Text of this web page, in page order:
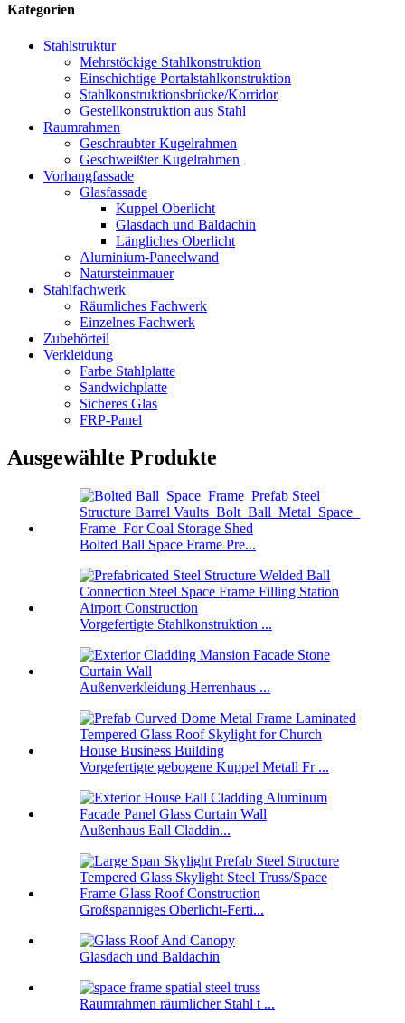
Kategorien
Stahlstruktur
Mehrstöckige Stahlkonstruktion
Einschichtige Portalstahlkonstruktion
Stahlkonstruktionsbrücke/Korridor
Gestellkonstruktion aus Stahl
Raumrahmen
Geschraubter Kugelrahmen
Geschweißter Kugelrahmen
Vorhangfassade
Glasfassade
Kuppel Oberlicht
Glasdach und Baldachin
Längliches Oberlicht
Aluminium-Paneelwand
Natursteinmauer
Stahlfachwerk
Räumliches Fachwerk
Einzelnes Fachwerk
Zubehörteil
Verkleidung
Farbe Stahlplatte
Sandwichplatte
Sicheres Glas
FRP-Panel
Ausgewählte Produkte
Bolted Ball Space Frame Pre...
Vorgefertigte Stahlkonstruktion ...
Außenverkleidung Herrenhaus ...
Vorgefertigte gebogene Kuppel Metall Fr ...
Außenhaus Eall Claddin...
Großspanniges Oberlicht-Ferti...
Glasdach und Baldachin
Raumrahmen räumlicher Stahl t ...